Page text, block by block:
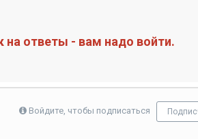
ответы - вам надо войти.
Войдите, чтобы подписаться